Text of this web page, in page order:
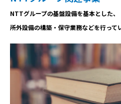
NTTグループの基盤設備を基本とした、
所外設備の構築・保守業務などを行って